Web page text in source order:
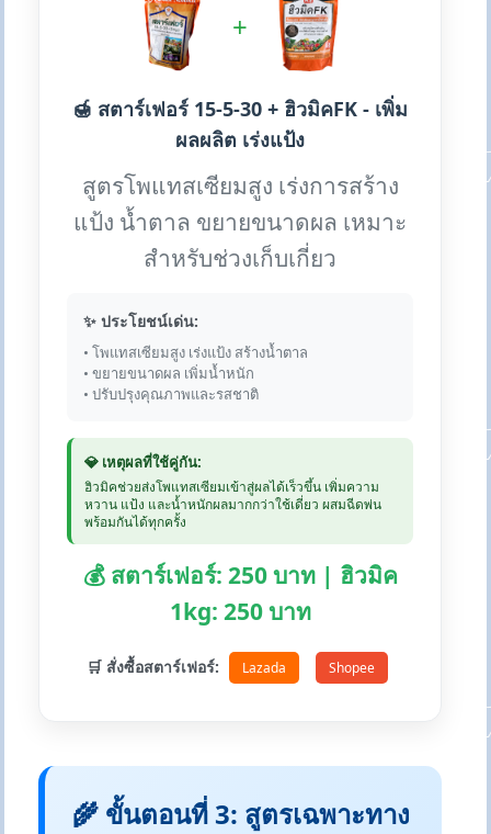
+
🍯 สตาร์เฟอร์ 15-5-30 + ฮิวมิคFK - เพิ่ม
ผลผลิต เร่งแป้ง
สูตรโพแทสเซียมสูง เร่งการสร้าง
แป้ง น้ำตาล ขยายขนาดผล เหมาะ
สำหรับช่วงเก็บเกี่ยว
✨ ประโยชน์เด่น:
• โพแทสเซียมสูง เร่งแป้ง สร้างน้ำตาล
• ขยายขนาดผล เพิ่มน้ำหนัก
• ปรับปรุงคุณภาพและรสชาติ
💎 เหตุผลที่ใช้คู่กัน:
ฮิวมิคช่วยส่งโพแทสเซียมเข้าสู่ผลได้เร็วขึ้น เพิ่มความ
หวาน แป้ง และน้ำหนักผลมากกว่าใช้เดี่ยว ผสมฉีดพ่น
พร้อมกันได้ทุกครั้ง
💰 สตาร์เฟอร์: 250 บาท | ฮิวมิค
1kg: 250 บาท
🛒 สั่งซื้อสตาร์เฟอร์: Lazada Shopee
🌾 ขั้นตอนที่ 3: สูตรเฉพาะทาง